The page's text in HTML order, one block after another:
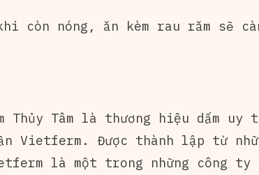
còn nóng, ăn kèm rau răm sẽ
Thủy Tâm là thương hiệu dấm
Vietferm. Được thành lập từ
là một trong những công